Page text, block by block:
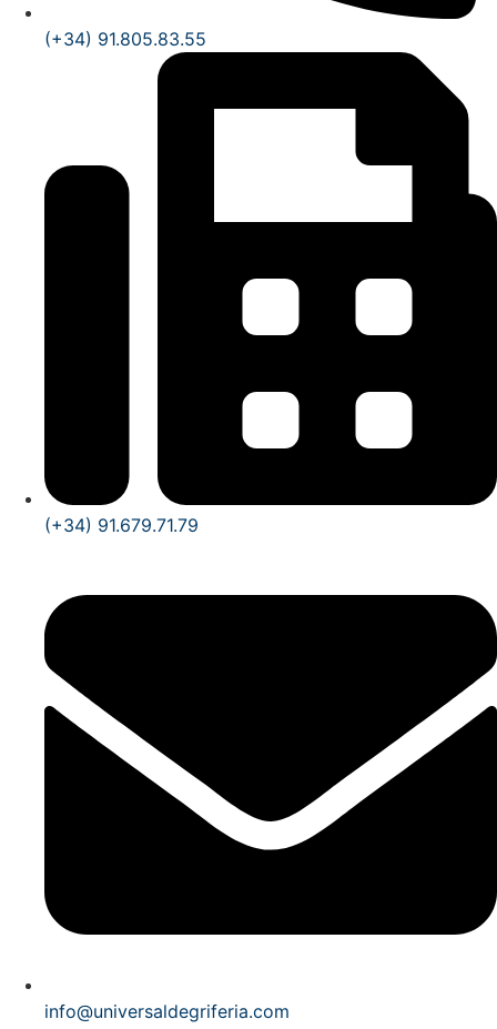
(+34) 91.805.83.55
(+34) 91.679.71.79
info@universaldegriferia.com